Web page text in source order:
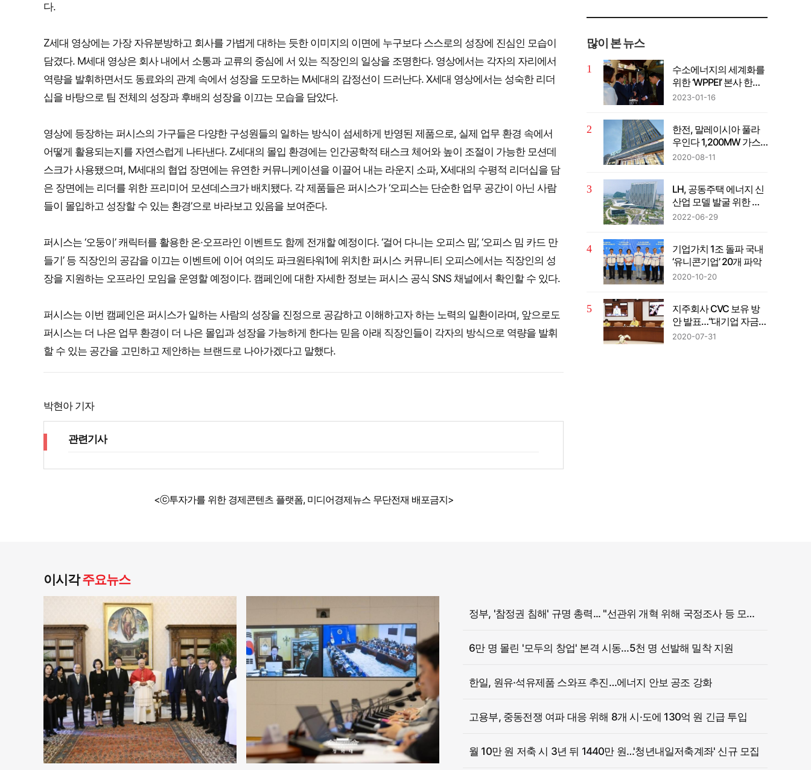
다.
Z세대 영상에는 가장 자유분방하고 회사를 가볍게 대하는 듯한 이미지의 이면에 누구보다 스스로의 성장에 진심인 모습이
담겼다. M세대 영상은 회사 내에서 소통과 교류의 중심에 서 있는 직장인의 일상을 조명한다. 영상에서는 각자의 자리에서
역량을 발휘하면서도 동료와의 관계 속에서 성장을 도모하는 M세대의 감정선이 드러난다. X세대 영상에서는 성숙한 리더
십을 바탕으로 팀 전체의 성장과 후배의 성장을 이끄는 모습을 담았다.
영상에 등장하는 퍼시스의 가구들은 다양한 구성원들의 일하는 방식이 섬세하게 반영된 제품으로, 실제 업무 환경 속에서
어떻게 활용되는지를 자연스럽게 나타낸다. Z세대의 몰입 환경에는 인간공학적 태스크 체어와 높이 조절이 가능한 모션데
스크가 사용됐으며, M세대의 협업 장면에는 유연한 커뮤니케이션을 이끌어 내는 라운지 소파, X세대의 수평적 리더십을 담
은 장면에는 리더를 위한 프리미어 모션데스크가 배치됐다. 각 제품들은 퍼시스가 ‘오피스는 단순한 업무 공간이 아닌 사람
들이 몰입하고 성장할 수 있는 환경’으로 바라보고 있음을 보여준다.
퍼시스는 ‘오둥이’ 캐릭터를 활용한 온·오프라인 이벤트도 함께 전개할 예정이다. ‘걸어 다니는 오피스 밈’, ‘오피스 밈 카드 만
들기’ 등 직장인의 공감을 이끄는 이벤트에 이어 여의도 파크원타워1에 위치한 퍼시스 커뮤니티 오피스에서는 직장인의 성
장을 지원하는 오프라인 모임을 운영할 예정이다. 캠페인에 대한 자세한 정보는 퍼시스 공식 SNS 채널에서 확인할 수 있다.
퍼시스는 이번 캠페인은 퍼시스가 일하는 사람의 성장을 진정으로 공감하고 이해하고자 하는 노력의 일환이라며, 앞으로도
퍼시스는 더 나은 업무 환경이 더 나은 몰입과 성장을 가능하게 한다는 믿음 아래 직장인들이 각자의 방식으로 역량을 발휘
할 수 있는 공간을 고민하고 제안하는 브랜드로 나아가겠다고 말했다.
박현아 기자
관련기사
<ⓒ투자가를 위한 경제콘텐츠 플랫폼, 미디어경제뉴스 무단전재 배포금지>
많이 본 뉴스
수소에너지의 세계화를
위한 ‘WPPEI’ 본사 한국
설립
2023-01-16
한전, 말레이시아 풀라
우인다 1,200MW 가스
복합발전사업 계약 체결
2020-08-11
LH, 공동주택 에너지 신
산업 모델 발굴 위한 컨
퍼런스 개최
2022-06-29
기업가치 1조 돌파 국내
‘유니콘기업’ 20개 파악
2020-10-20
지주회사 CVC 보유 방
안 발표…“대기업 자금의
벤처투자 확대”
2020-07-31
이시각주요뉴스
정부, '참정권 침해' 규명 총력... "선관위 개혁 위해 국정조사 등 모든 조치"
6만 명 몰린 '모두의 창업' 본격 시동…5천 명 선발해 밀착 지원
한일, 원유·석유제품 스와프 추진…에너지 안보 공조 강화
고용부, 중동전쟁 여파 대응 위해 8개 시·도에 130억 원 긴급 투입
월 10만 원 저축 시 3년 뒤 1440만 원…'청년내일저축계좌' 신규 모집